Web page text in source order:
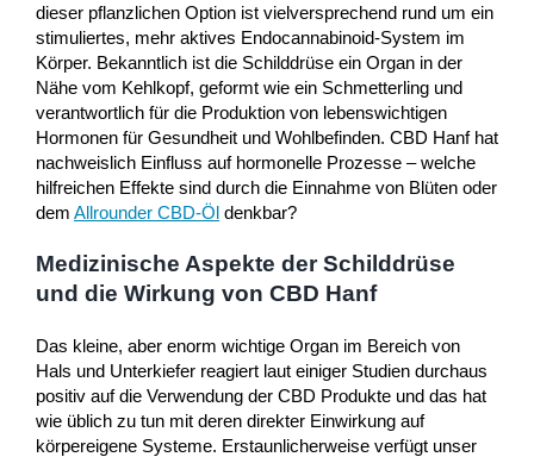
dieser pflanzlichen Option ist vielversprechend rund um ein
stimuliertes, mehr aktives Endocannabinoid-System im
Körper. Bekanntlich ist die Schilddrüse ein Organ in der
Nähe vom Kehlkopf, geformt wie ein Schmetterling und
verantwortlich für die Produktion von lebenswichtigen
Hormonen für Gesundheit und Wohlbefinden. CBD Hanf hat
nachweislich Einfluss auf hormonelle Prozesse – welche
hilfreichen Effekte sind durch die Einnahme von Blüten oder
dem Allrounder CBD-Öldenkbar?
Medizinische Aspekte der Schilddrüse
und die Wirkung von CBD Hanf
Das kleine, aber enorm wichtige Organ im Bereich von
Hals und Unterkiefer reagiert laut einiger Studien durchaus
positiv auf die Verwendung der CBD Produkte und das hat
wie üblich zu tun mit deren direkter Einwirkung auf
körpereigene Systeme. Erstaunlicherweise verfügt unser